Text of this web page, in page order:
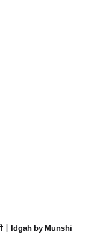
| Idgah by Munshi